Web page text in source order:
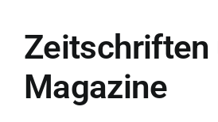
Zeitschriften
Magazine